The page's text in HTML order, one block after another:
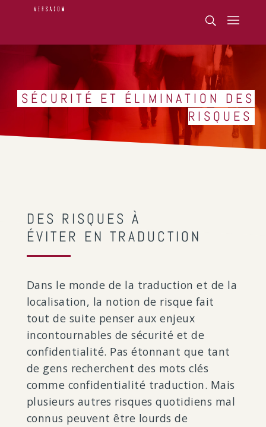
SÉCURITÉ ET ÉLIMINATION DES
RISQUES
DES RISQUES À
ÉVITER EN TRADUCTION
Dans le monde de la traduction et de la
localisation, la notion de risque fait
tout de suite penser aux enjeux
incontournables de sécurité et de
confidentialité. Pas étonnant que tant
de gens recherchent des mots clés
comme confidentialité traduction. Mais
plusieurs autres risques quotidiens mal
connus peuvent être lourds de